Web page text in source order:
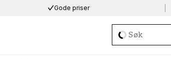
Gode priser
Loading…